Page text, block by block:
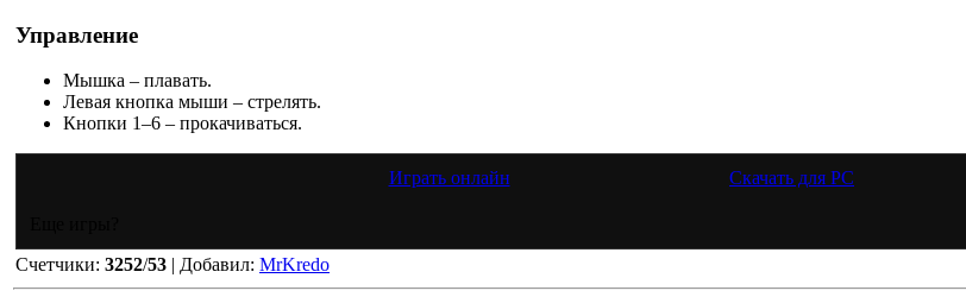
Управление
Мышка – плавать.
Левая кнопка мыши – стрелять.
Кнопки 1–6 – прокачиваться.
Играть онлайн Скачать для PC
Счетчики: 3252/53 | Добавил: MrKredo